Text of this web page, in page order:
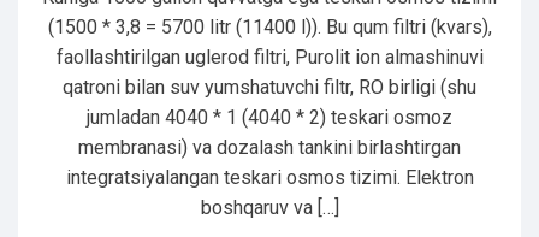
(1500 * 3,8 = 5700 litr (11400 l)). Bu qum filtri (kvars),
faollashtirilgan uglerod filtri, Purolit ion almashinuvi
qatroni bilan suv yumshatuvchi filtr, RO birligi (shu
jumladan 4040 * 1 (4040 * 2) teskari osmoz
membranasi) va dozalash tankini birlashtirgan
integratsiyalangan teskari osmos tizimi. Elektron
boshqaruv va […]